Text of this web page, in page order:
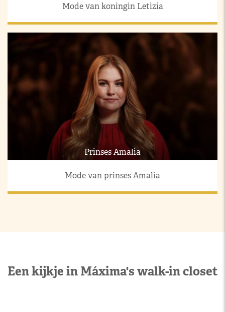
Mode van koningin Letizia
Prinses Amalia
Mode van prinses Amalia
Een kijkje in Máxima's walk-in closet